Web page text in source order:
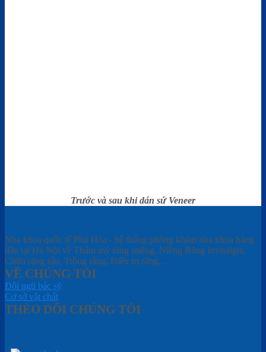
Trước và sau khi dán sứ Veneer
Nha khoa quốc tế Phú Hòa - hệ thống phòng khám nha khoa hàng
đầu tại Hà Nội về Thẩm mỹ răng miệng, Niềng Răng Invisalgin,
Chữa răng sâu, Trồng răng, Điều trị răng,...
VỀ CHÚNG TÔI
Đội ngũ bác sỹ
Cơ sở vật chất
THEO DÕI CHÚNG TÔI